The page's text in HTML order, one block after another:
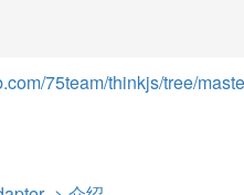
75team/thinkjs/tree/